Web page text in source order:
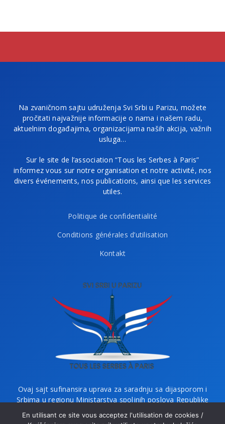
Na zvaničnom sajtu udruženja Svi Srbi u Parizu, možete
pročitati najvažnije informacije o nama i našem radu,
aktuelnim događajima, organizacijama naših akcija, važnih
usluga…
Sur le site de l’association “Tous les Serbes à Paris”
informez vous sur notre organisation et notre activité, nos
divers événements, nos publications, ainsi que les services
utiles.
Politique de confidentialité
Conditions générales d’utilisation
Kontakt
Ovaj sajt sufinansira uprava za saradnju sa dijasporom i
Srbima u regionu Ministarstva spoljnih poslova Republike
Srbije i Ministarstvo bez portfelja zaduženo za dijasporu.
En utilisant ce site vous acceptez l'utilisation de cookies /